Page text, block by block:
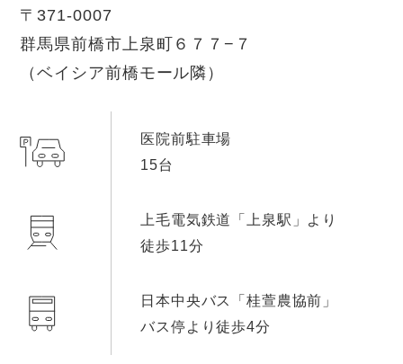
〒371-0007
群馬県前橋市上泉町６７７−７
（ベイシア前橋モール隣）
医院前駐車場
15台
上毛電気鉄道「上泉駅」より
徒歩11分
日本中央バス「桂萱農協前」
バス停より徒歩4分